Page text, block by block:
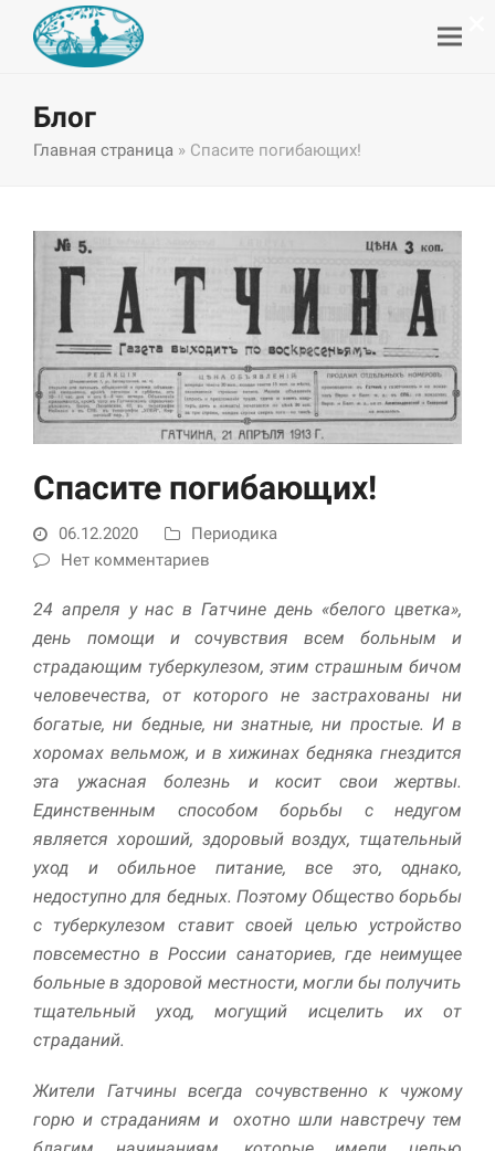
Блог
Главная страница » Спасите погибающих!
Спасите погибающих!
06.12.2020
Периодика
Нет комментариев
24 апреля у нас в Гатчине день «белого цветка»,
день помощи и сочувствия всем больным и
страдающим туберкулезом, этим страшным бичом
человечества, от которого не застрахованы ни
богатые, ни бедные, ни знатные, ни простые. И в
хоромах вельмож, и в хижинах бедняка гнездится
эта ужасная болезнь и косит свои жертвы.
Единственным способом борьбы с недугом
является хороший, здоровый воздух, тщательный
уход и обильное питание, все это, однако,
недоступно для бедных. Поэтому Общество борьбы
с туберкулезом ставит своей целью устройство
повсеместно в России санаториев, где неимущее
больные в здоровой местности, могли бы получить
тщательный уход, могущий исцелить их от
страданий.
Жители Гатчины всегда сочувственно к чужому
горю и страданиям и охотно шли навстречу тем
Необходимые
Использование
этих файлов cookie
обязательно. Они
необходимы для
функционирования
веб-сайта.
Статистика и
аналитика
Для того чтобы
улучшить
функциональность
того, как он
используется.